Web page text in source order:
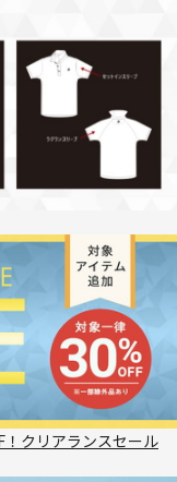
！クリアランスセール